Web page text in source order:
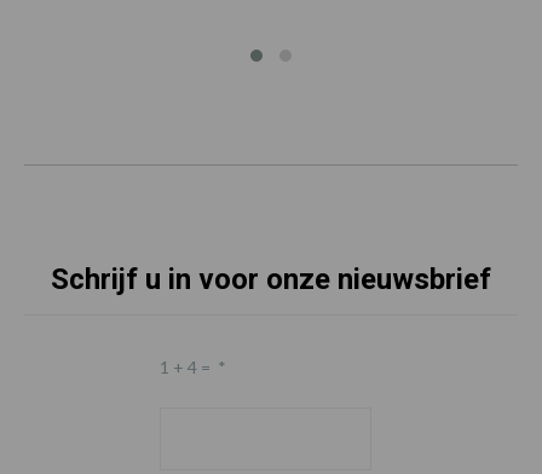
Schrijf u in voor onze nieuwsbrief
1 + 4 = *